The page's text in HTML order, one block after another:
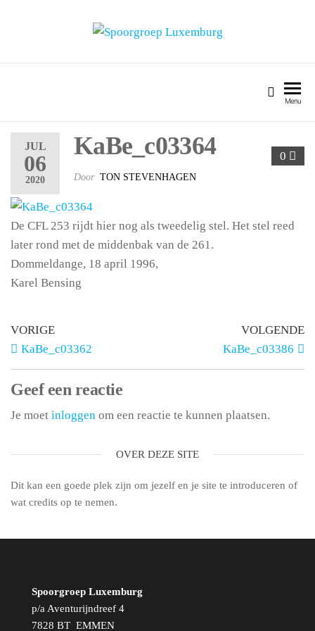
Menu
JUL
06
2020
0
KaBe_c03364
Door TON STEVENHAGEN
De CFL 253 rijdt hier nog als tweedelig stel. Het stel reed
later rond met de middenbak van de 261.
Dommeldange, 18 april 1996,
Karel Bensing
VORIGE
KaBe_c03362
VOLGENDE
KaBe_c03386
Geef een reactie
Je moet inloggen om een reactie te kunnen plaatsen.
OVER DEZE SITE
Dit kan een goede plek zijn om jezelf en je site te introduceren of
wat credits op te nemen.
Spoorgroep Luxemburg
p/a Aventurijndreef 4
7828 BT EMMEN